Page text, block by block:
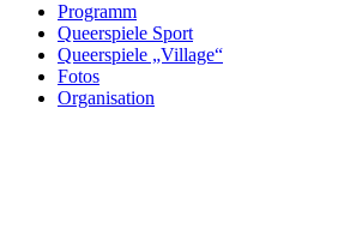
Programm
Queerspiele Sport
Queerspiele „Village“
Fotos
Organisation